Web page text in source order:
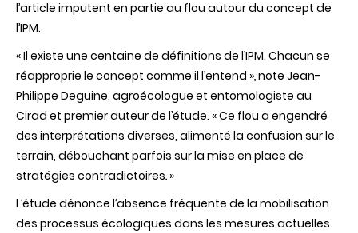
l’article imputent en partie au flou autour du concept de
l’IPM.
« Il existe une centaine de définitions de l’IPM. Chacun se
réapproprie le concept comme il l’entend »,note Jean-
Philippe Deguine, agroécologue et entomologiste au
Cirad et premier auteur de l’étude. « Ce flou a engendré
des interprétations diverses, alimenté la confusion sur le
terrain, débouchant parfois sur la mise en place de
stratégies contradictoires. »
L’étude dénonce l’absence fréquente de la mobilisation
des processus écologiques dans les mesures actuelles